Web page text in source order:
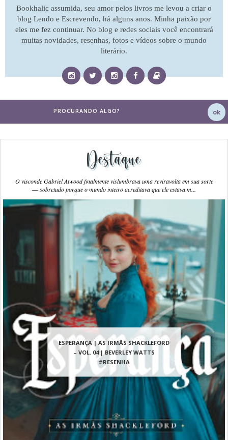
Bookhalic assumida, seu amor pelos livros me levou a criar o
blog Lendo e Escrevendo, há alguns anos. Minha paixão por
eles me fez continuar. No blog e redes sociais você encontrará
muitas novidades, resenhas, fotos e vídeos sobre o mundo
literário.
Destaque
ESPERANÇA | AS IRMÃS SHACKLEFORD
– VOL. 04 | BEVERLEY WATTS
#RESENHA
O visconde Gabriel Atwood finalmente vislumbrava uma reviravolta em sua sorte
― sobretudo porque o mundo inteiro acreditava que ele estava m...